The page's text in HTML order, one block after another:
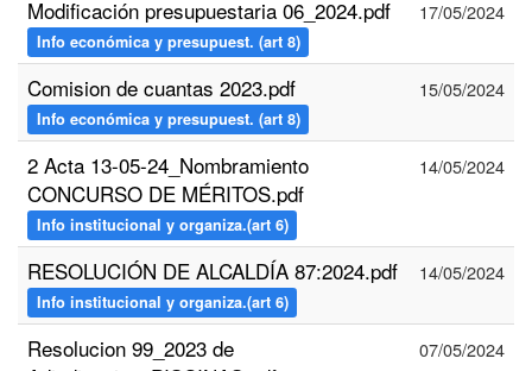
Modificación presupuestaria 06_2024.pdf
Info económica y presupuest. (art 8)
17/05/2024
Comision de cuantas 2023.pdf
Info económica y presupuest. (art 8)
15/05/2024
2 Acta 13-05-24_Nombramiento
CONCURSO DE MÉRITOS.pdf
Info institucional y organiza.(art 6)
14/05/2024
RESOLUCIÓN DE ALCALDÍA 87:2024.pdf
Info institucional y organiza.(art 6)
14/05/2024
Resolucion 99_2023 de
07/05/2024